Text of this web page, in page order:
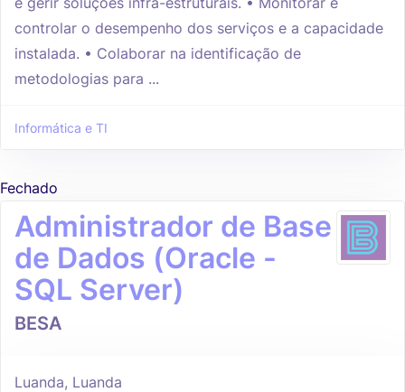
controlar o desempenho dos serviços e a capacidade
instalada. • Colaborar na identificação de
metodologias para ...
Informática e TI
Fechado
Administrador de Base
de Dados (Oracle -
SQL Server)
BESA
Luanda, Luanda